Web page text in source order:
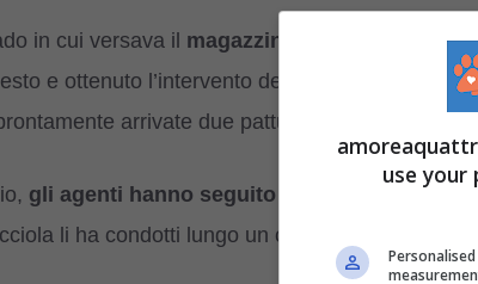
in cui versava il magazzino dismesso erano
e ottenuto l’intervento della Polizia di Stato
arrivate due pattuglie.
gli agenti hanno seguito il pianto del cane
li ha condotti lungo un corridoio fatiscente.
use